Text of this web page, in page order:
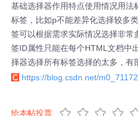
基础选择器作用特点使用情况用法
标签，比如p不能差异化选择较多
签可以根据需求实际情况选择非
签ID属性只能在每个HTML文档中
择器选择所有标签选择的太多，有
https://blog.csdn.net/
给本帖投票